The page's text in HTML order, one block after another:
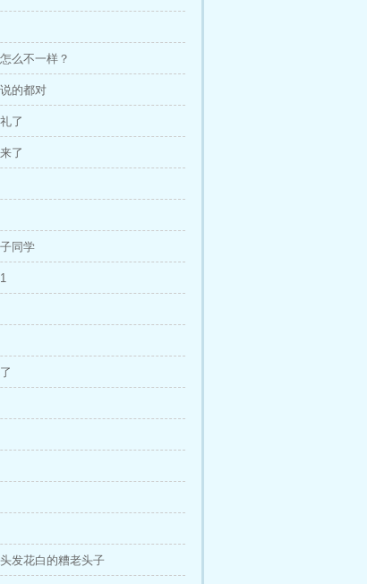
么不一样？
的都对
了
了
同学
发花白的糟老头子